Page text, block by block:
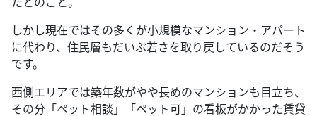
しかし現在ではその多くが小規模なマンション・アパート
に代わり、住民層もだいぶ若さを取り戻しているのだそう
です。
西側エリアでは築年数がやや長めのマンションも目立ち、
その分「ペット相談」「ペット可」の看板がかかった賃貸